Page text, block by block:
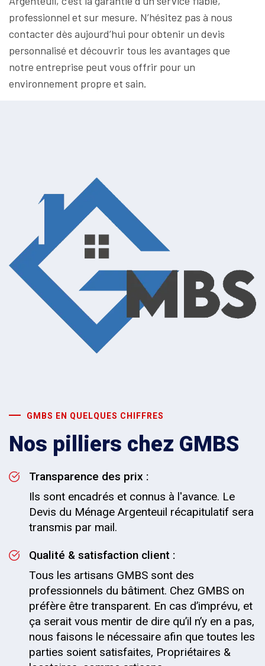
professionnel et sur mesure. N’hésitez pas à nous
contacter dès aujourd’hui pour obtenir un devis
personnalisé et découvrir tous les avantages que
notre entreprise peut vous offrir pour un
environnement propre et sain.
GMBS EN QUELQUES CHIFFRES
Nos pilliers chez GMBS
Transparence des prix :
Ils sont encadrés et connus à l'avance. Le
Devis du Ménage Argenteuil récapitulatif sera
transmis par mail.
Qualité & satisfaction client :
Tous les artisans GMBS sont des
professionnels du bâtiment. Chez GMBS on
préfère être transparent. En cas d’imprévu, et
ça serait vous mentir de dire qu’il n’y en a pas,
nous faisons le nécessaire afin que toutes les
parties soient satisfaites, Propriétaires &